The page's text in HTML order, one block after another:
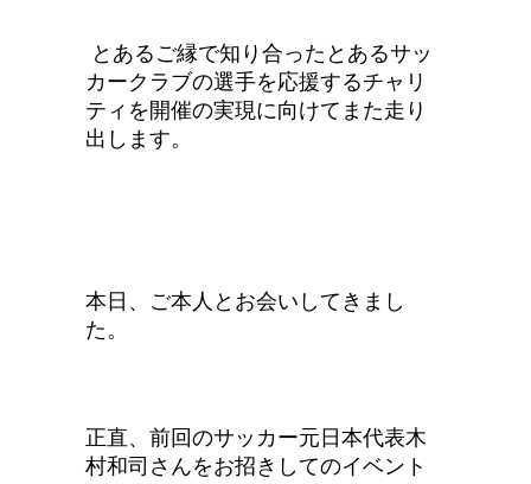
とあるご縁で知り合ったとあるサッ
カークラブの選手を応援するチャリ
ティを開催の実現に向けてまた走り
出します。
本日、ご本人とお会いしてきまし
た。
正直、前回のサッカー元日本代表木
村和司さんをお招きしてのイベント